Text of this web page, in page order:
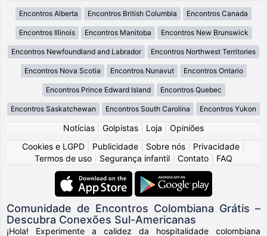
Encontros Alberta Encontros British Columbia Encontros Canada
Encontros Illinois Encontros Manitoba Encontros New Brunswick
Encontros Newfoundland and Labrador Encontros Northwest Territories
Encontros Nova Scotia Encontros Nunavut Encontros Ontario
Encontros Prince Edward Island Encontros Quebec
Encontros Saskatchewan Encontros South Carolina Encontros Yukon
Notícias Golpistas Loja
Opiniões
Cookies e LGPD
Publicidade Sobre nós Privacidade
Termos de uso
Segurança infantil Contato FAQ
Comunidade de Encontros Colombiana Grátis –
Descubra Conexões Sul-Americanas
¡Hola! Experimente a calidez da hospitalidade colombiana